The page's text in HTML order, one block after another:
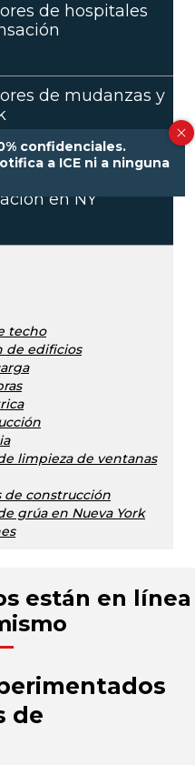
de hospitales
de mudanzas y
en
en NY
techo
de edificios
limpieza de ventanas
de construcción
grúa en Nueva York
están en línea
de
confidenciales.
a ICE ni a ninguna